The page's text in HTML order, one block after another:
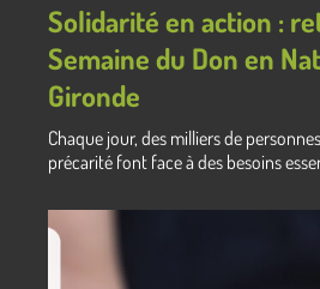
Solidarité en action :
Semaine du Don en
Gironde
Chaque jour, des milliers de
précarité font face à des besoins